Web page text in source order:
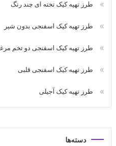
طرز تهیه کیک تخته ای چند رنگ
طرز تهیه کیک اسفنجی بدون شیر
طرز تهیه کیک اسفنجی دو تخم
طرز تهیه کیک اسفنجی قلبی
طرز تهیه کیک آجیلی
دسته‌ها